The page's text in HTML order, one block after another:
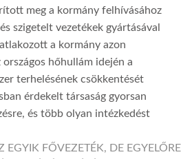
meg a kormány felhívásához
szigetelt vezetékek gyártásával
a kormány azon
hőhullám idején a
terhelésének csökkentését
érdekelt társaság gyorsan
és több olyan intézkedést
EGYIK FŐVEZETÉK, DE EGYELŐRE